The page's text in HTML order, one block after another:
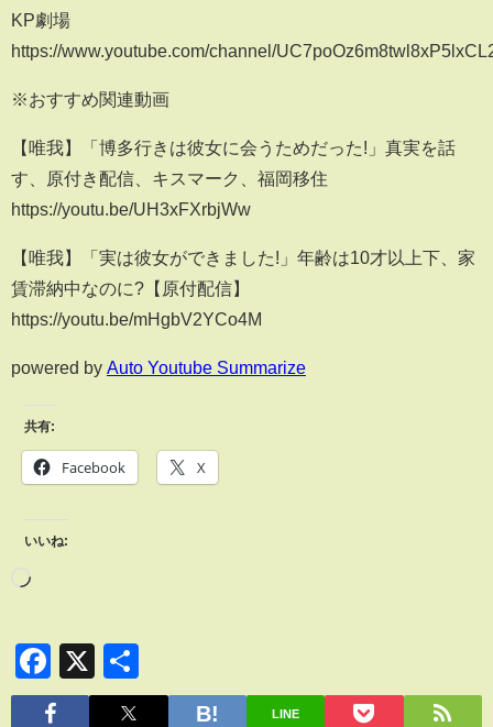
KP劇場
https://www.youtube.com/channel/
※おすすめ関連動画
【唯我】「博多行きは彼女に会うためだった!」真実を話
す、原付き配信、キスマーク、福岡移住
https://youtu.be/UH3xFXrbjWw
【唯我】「実は彼女ができました!」年齢は10才以上下、家
賃滞納中なのに?【原付配信】
https://youtu.be/mHgbV2YCo4M
powered by Auto Youtube Summarize
共有:
Facebook X
いいね:
Facebook
X
有
LINE